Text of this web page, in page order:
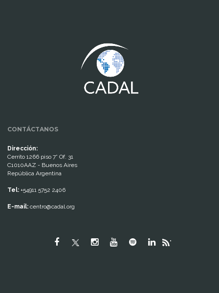
CONTÁCTANOS
Dirección:
Cerrito 1266 piso 7° Of. 31
C1010AAZ - Buenos Aires
República Argentina
Tel: +54911 5752 2406
E-mail: centro@cadal.org
"